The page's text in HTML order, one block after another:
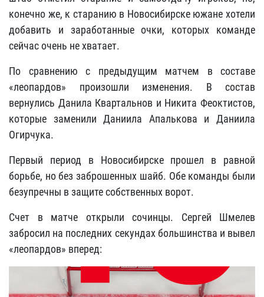
конечно же, к старанию в Новосибирске южане хотели
добавить и заработанные очки, которых команде
сейчас очень не хватает.
По сравнению с предыдущим матчем в составе
«леопардов» произошли изменения. В состав
вернулись Данила Квартальнов и Никита Феоктистов,
которые заменили Даниила Апалькова и Даниила
Огирчука.
Первый период в Новосибирске прошел в равной
борьбе, но без заброшенных шайб. Обе команды были
безупречны в защите собственных ворот.
Счет в матче открыли сочинцы. Сергей Шмелев
забросил на последних секундах большинства и вывел
«леопардов» вперед: